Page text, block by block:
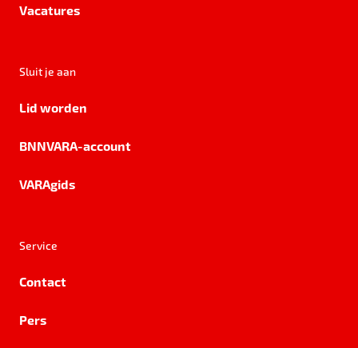
Vacatures
Sluit je aan
Lid worden
BNNVARA-account
VARAgids
Service
Contact
Pers